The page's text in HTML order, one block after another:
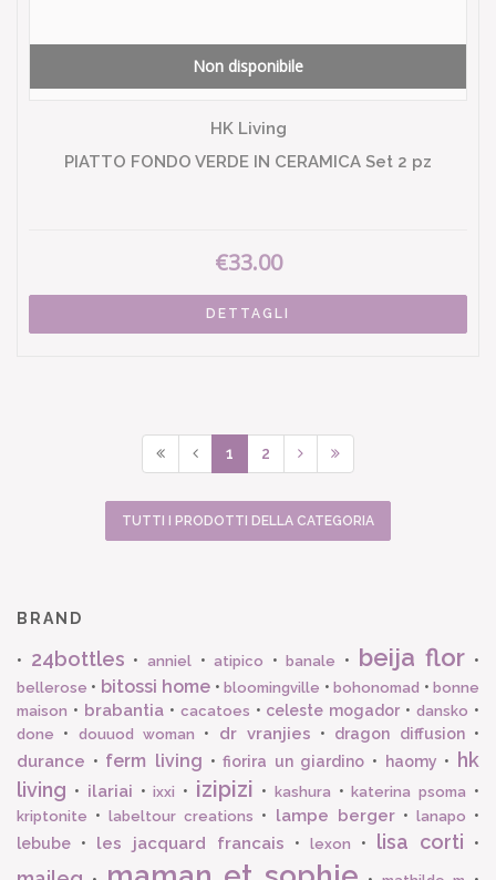
Non disponibile
HK Living
PIATTO FONDO VERDE IN CERAMICA Set 2 pz
€33.00
DETTAGLI
1 2
TUTTI I PRODOTTI DELLA CATEGORIA
BRAND
• 24bottles • anniel•atipico •banale • beija flor •
bellerose • bitossi home •bloomingville •bohonomad •bonne
maison • brabantia• cacatoes • celeste mogador •dansko •
done • douuod woman • dr vranjies • dragon diffusion•
durance • ferm living •fiorira un giardino • haomy •
hk
living • ilariai •ixxi • izipizi • kashura •katerina psoma •
kriptonite •labeltour creations • lampe berger• lanapo •
lebube • les jacquard francais • lexon • lisa corti •